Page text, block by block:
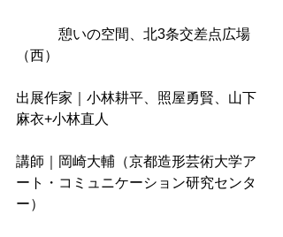
憩いの空間、北3条交差点広場
（⻄）
出展作家｜小林耕平、照屋勇賢、山下
麻衣+小林直人
講師｜岡崎大輔（京都造形芸術大学ア
ート・コミュニケーション研究センタ
ー）